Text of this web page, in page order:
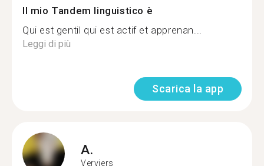
Il mio Tandem linguistico è
Qui est gentil qui est actif et apprenan...
Leggi di più
Scarica la app
A.
Verviers